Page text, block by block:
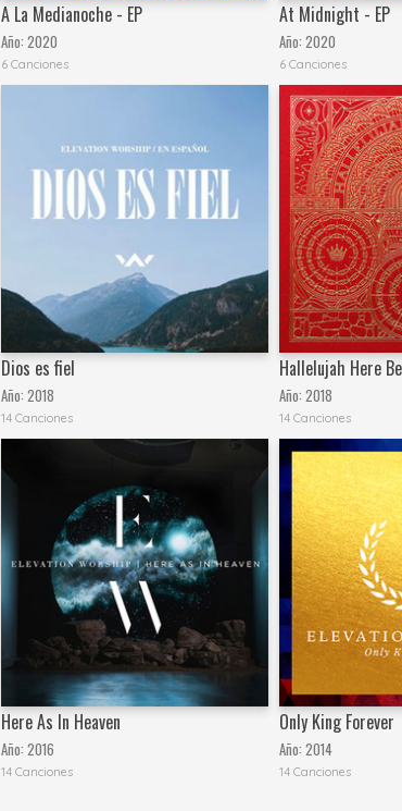
A La Medianoche - EP
Año:2020
6 Canciones
At Midnight - EP
Año:2020
6 Canciones
Dios es fiel
Año:2018
14 Canciones
Hallelujah Here
Año:2018
14 Canciones
Here As In Heaven
Año:2016
14 Canciones
Only King Forever
Año:2014
14 Canciones